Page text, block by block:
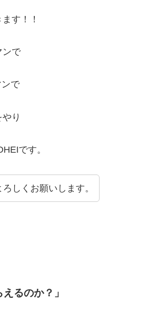
す！！
ンで
で
り
です。
しくお願いします。
るのか？」